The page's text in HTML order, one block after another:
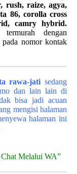
rush, raize, agya,
86, corolla cross
camry hybrid.
dengan
pada nomor kontak
rawa-jati sedang
dan lain lain di
bisa jadi acuan
mengisi halaman
halaman ini
Melalui WA”